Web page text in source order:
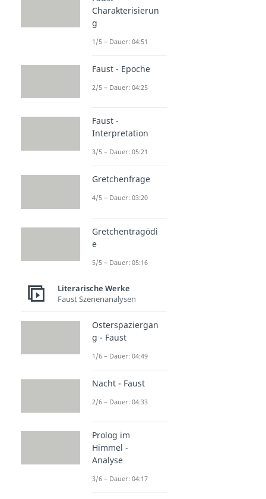
Charakterisierun
g
1/5 – Dauer: 04:51
Faust - Epoche
2/5 – Dauer: 04:25
Faust -
Interpretation
3/5 – Dauer: 05:21
Gretchenfrage
4/5 – Dauer: 03:20
Gretchentragödi
e
5/5 – Dauer: 05:16
Literarische Werke
Faust Szenenanalysen
Osterspaziergan
g - Faust
1/6 – Dauer: 04:49
Nacht - Faust
2/6 – Dauer: 04:33
Prolog im
Himmel -
Analyse
3/6 – Dauer: 04:17